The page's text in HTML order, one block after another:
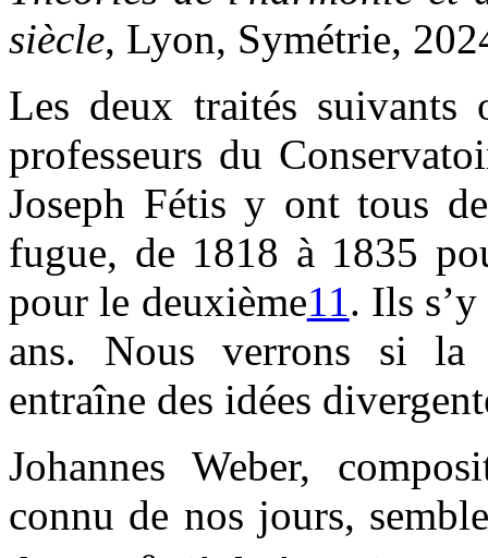
siècle, Lyon, Symétrie,
Les deux traités suivants
professeurs du
Joseph Fétis y ont tous
fugue, de 1818 à 1835
pour le deuxième11. Ils
ans. Nous verrons si la
entraîne des idées
Johannes Weber,
connu de nos jours,